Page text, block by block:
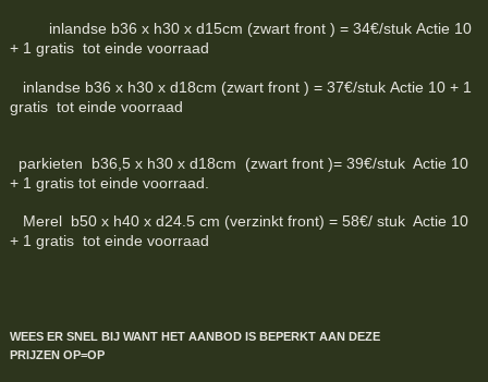
inlandse b36 x h30 x d15cm (zwart front ) = 34€/stuk Actie 10
+ 1 gratis tot einde voorraad
inlandse b36 x h30 x d18cm (zwart front ) = 37€/stuk Actie 10 + 1
gratis tot einde voorraad
parkieten b36,5 x h30 x d18cm (zwart front )= 39€/stuk Actie 10
+ 1 gratis tot einde voorraad.
Merel b50 x h40 x d24.5 cm (verzinkt front) = 58€/ stuk Actie 10
+ 1 gratis tot einde voorraad
WEES ER SNEL BIJ WANT HET AANBOD IS BEPERKTAAN DEZE
PRIJZEN OP=OP